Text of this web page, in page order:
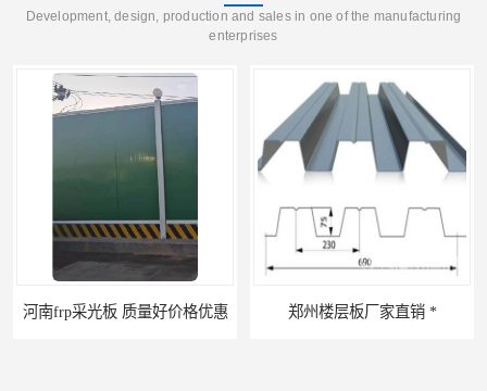
Development, design, production and sales in one of the manufacturing
enterprises
河南frp采光板 质量好价格优惠 郑州楼层板厂家直销 *